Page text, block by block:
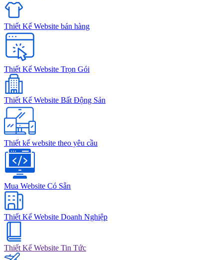
Thiết Kế Website bán hàng
Thiết Kế Website Trọn Gói
Thiết Kế Website Bất Động Sản
Thiết kế website theo yêu cầu
Mua Website Có Sẵn
Thiết Kế Website Doanh Nghiệp
Thiết Kế Website Tin Tức